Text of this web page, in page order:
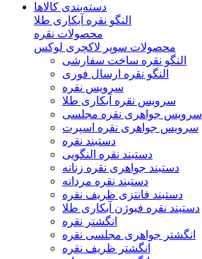
دسته‌بندی‌ کالاها
النگو نقره آبکاری طلا
محصولات نقره
محصولات سوپر لاکچری لوکس
النگو نقره ساخت سفارشی
النگو نقره ارسال فوری
سرویس نقره
سرویس نقره آبکاری طلا
سرویس جواهری نقره مجلسی
سرویس جواهری نقره اسپرت
دستبند نقره
دستبند نقره النگویی
دستبند جواهری نقره زنانه
دستبند نقره مردانه
دستبند فانتزی ظریف نقره
دستبند نقره فیوژن آبکاری طلا
انگشتر نقره
انگشتر جواهری مجلسی نقره
انگشتر ظریف نقره